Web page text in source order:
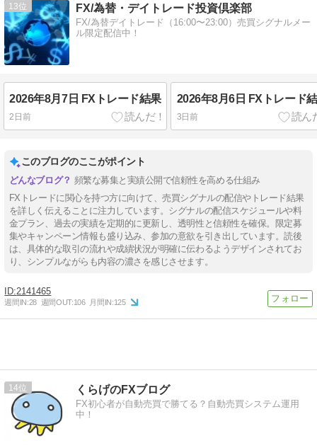
13 FX/為替・デイトレード投資倶楽部
FX/為替デイトレード（16:00〜23:00）売買シグナルメー
ル限定配信中！
2026年8月7日 FXトレード結果
2日前
2026年8月6日 FXトレード
3日前
このブログのここがポイント
頻繁な募集と実績公開で信頼性を高める仕組み
FXトレードに関心を持つ方に向けて、売買シグナルの配信やトレード結果
を詳しく伝えることに注力しています。シグナルの配信スケジュールや料
金プラン、過去の実績を定期的に更新し、透明性と信頼性を確保。限定募
集やキャンペーン情報も盛り込み、参加の意欲を引き出しています。読後
は、具体的な取引の流れや成績状況が明確に伝わるようデザインされてお
り、シンプルながらも内容の濃さを感じさせます。
2141465
週間IN:28 週間OUT:106 月間IN:125
14 くらげのFXブログ
FX初心者が自動売買で勝てる？自動売買システム運用
中！